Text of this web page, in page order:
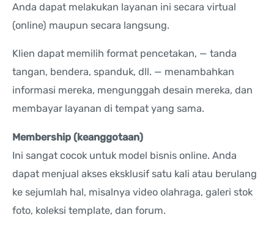
Anda dapat melakukan layanan ini secara virtual
(online) maupun secara langsung.
Klien dapat memilih format pencetakan, — tanda
tangan, bendera, spanduk, dll. — menambahkan
informasi mereka, mengunggah desain mereka, dan
membayar layanan di tempat yang sama.
Membership (keanggotaan)
Ini sangat cocok untuk model bisnis online. Anda
dapat menjual akses eksklusif satu kali atau berulang
ke sejumlah hal, misalnya video olahraga, galeri stok
foto, koleksi template, dan forum.